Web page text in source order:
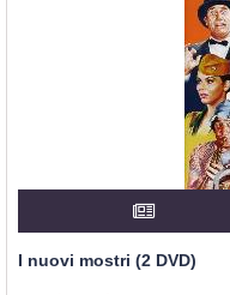
I nuovi mostri (2 DVD)